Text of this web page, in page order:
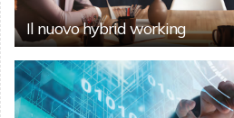
Il nuovo hybrid working